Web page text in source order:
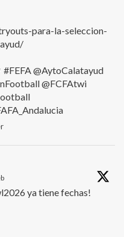
para-la-seleccion-
@AytoCalatayud
@FCFAtwi
ya tiene fechas!